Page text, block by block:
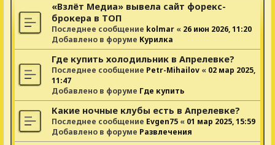
«Взлёт Медиа» вывела сайт форекс-
брокера в ТОП
Последнее сообщение kolmar « 26 июн 2026, 11:20
Добавлено в форуме Курилка
Где купить холодильник в Апрелевке?
Последнее сообщение Petr-Mihailov « 02 мар 2025,
11:47
Добавлено в форуме Где купить
Какие ночные клубы есть в Апрелевке?
Последнее сообщение Evgen75 « 01 мар 2025, 15:59
Добавлено в форуме Развлечения